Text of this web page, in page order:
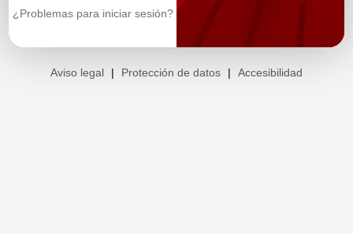
¿Problemas para iniciar sesión?
Aviso legal | Protección de datos | Accesibilidad